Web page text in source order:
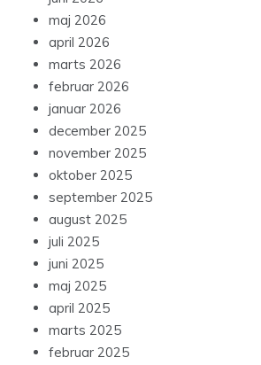
maj 2026
april 2026
marts 2026
februar 2026
januar 2026
december 2025
november 2025
oktober 2025
september 2025
august 2025
juli 2025
juni 2025
maj 2025
april 2025
marts 2025
februar 2025